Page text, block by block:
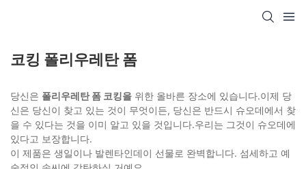
코킹 폴리우레탄 폼
당신은 폴리우레탄 폼 코킹을 위한 올바른 장소에 있습니다.이제 당
신은 당신이 찾고 있는 것이 무엇이든, 당신은 반드시 슈오데에서 찾
을 수 있다는 것을 이미 알고 있을 것입니다.우리는 그것이 슈오데에
있다고 보장합니다.
이 제품은 생일이나 발렌타인데이 선물로 완벽합니다. 섬세하고 예